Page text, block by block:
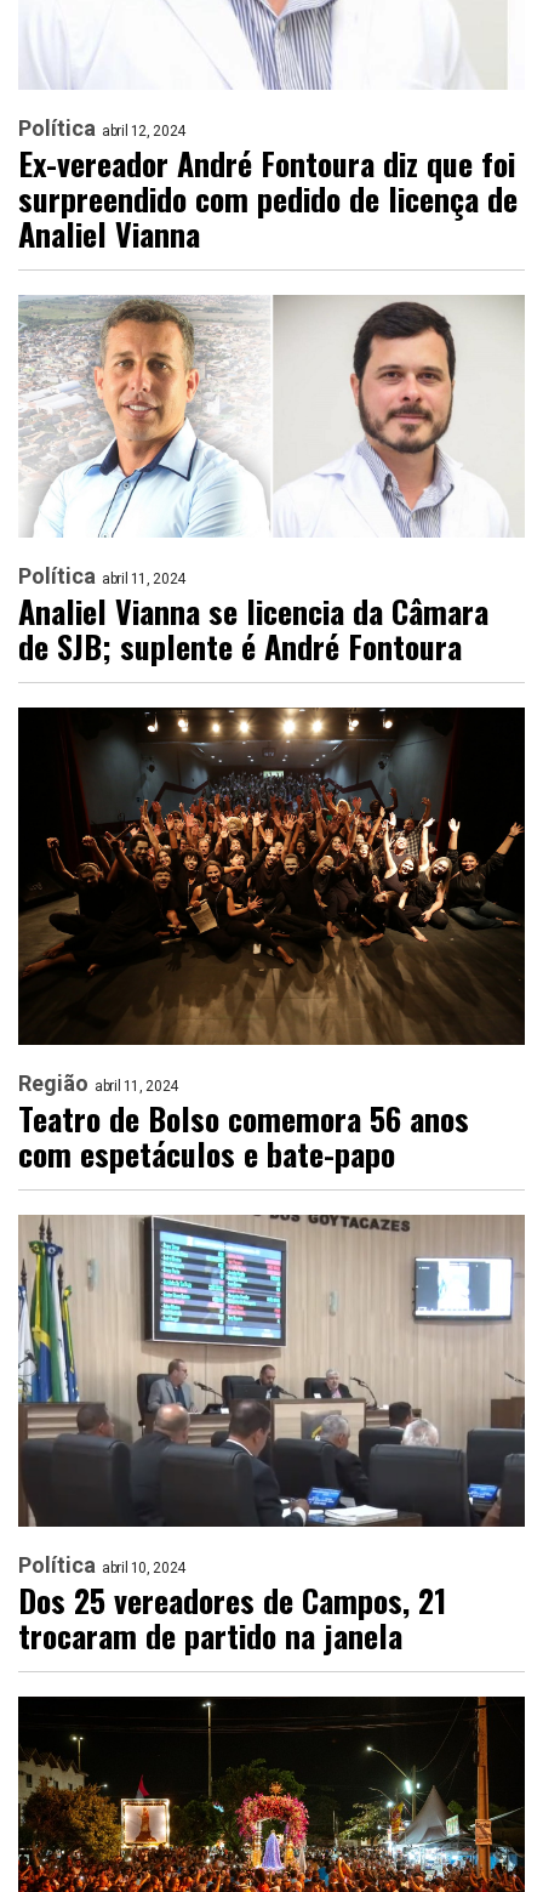
Política abril 12, 2024
Ex-vereador André Fontoura diz que foi
surpreendido com pedido de licença de
Analiel Vianna
Política abril 11, 2024
Analiel Vianna se licencia da Câmara
de SJB; suplente é André Fontoura
Região abril 11, 2024
Teatro de Bolso comemora 56 anos
com espetáculos e bate-papo
Política abril 10, 2024
Dos 25 vereadores de Campos, 21
trocaram de partido na janela